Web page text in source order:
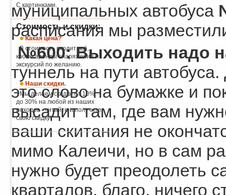
муниципальных автобуса
расписания мы
№600: Выходить надо
туннель на пути
это слово на бумажке и
высадит там, где вам
ваши скитания не
мимо Калеичи, но в сам
нужно будет преодолеть
кварталов, благо, ничего
С картинками.
Стоимость и скидки:
Какая цена?
В стоимость входит всё,
кроме аренды снаряжения и
экскурсий по желанию.
Наши скидки.
Мы делаем скидки от 10%
до 30% на любой из наших
походов - читайте и получите
свою скидку!